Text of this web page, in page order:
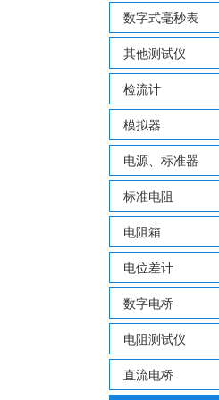
数字式毫秒表
其他测试仪
检流计
模拟器
电源、标准器
标准电阻
电阻箱
电位差计
数字电桥
电阻测试仪
直流电桥